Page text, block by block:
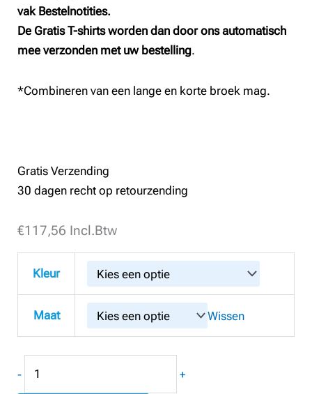
vak Bestelnotities.
De Gratis T-shirts worden dan door ons automatisch
mee verzonden met uw bestelling.
*Combineren van een lange en korte broek mag.
Gratis Verzending
30 dagen recht op retourzending
€117,56 Incl.Btw
Kleur
Maat Wissen
-
Snickers
6251
AllroundWork
Loose
met
+